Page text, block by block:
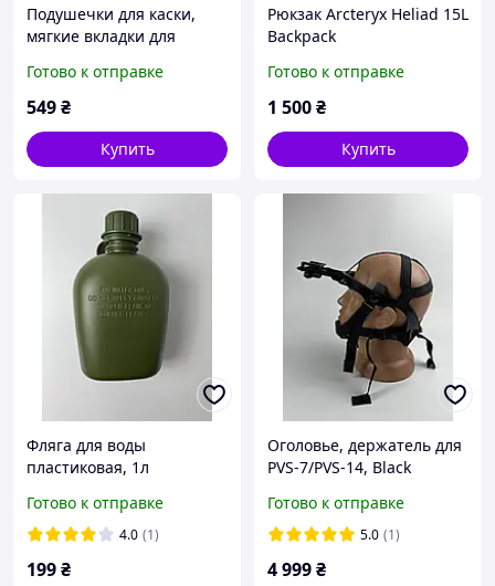
Подушечки для каски,
мягкие вкладки для
Оливковый
Готово к отправке
549₴
Купить
Рюкзак Arcteryx Heliad 15L
Backpack
Готово к отправке
1 500₴
Купить
Фляга для воды
пластиковая, 1л
Готово к отправке
4.0 (1)
199₴
Оголовье, держатель для
PVS-7/PVS-14, Black
Готово к отправке
5.0 (1)
4 999₴